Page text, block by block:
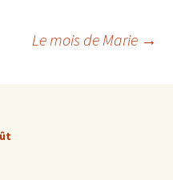
Le mois de Marie →